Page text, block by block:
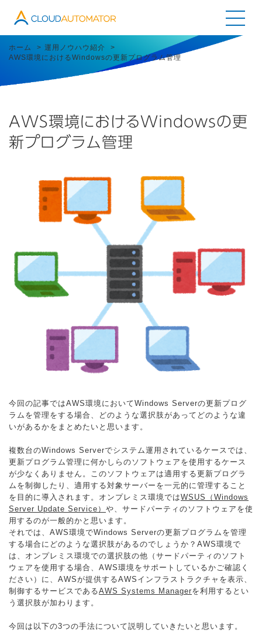
インベントリ
レコメンド
マルチアカウント
マニュアルページ
解説動画
よくあるご質問
運用ノウハウ紹介
開発ロードマップ
Cloud Automatorブログ
ホーム
運用ノウハウ紹介
AWS環境におけるWindowsの更新プログラム管理
AWS環境におけるWindowsの更
新プログラム管理
今回の記事ではAWS環境においてWindows Serverの更新プログ
ラムを管理をする場合、どのような選択肢があってどのような違
いがあるかをまとめたいと思います。
複数台のWindows Serverでシステム運用されているケースでは、
更新プログラム管理に何かしらのソフトウェアを使用するケース
が少なくありません。このソフトウェアは適用する更新プログラ
ムを制御したり、適用する対象サーバーを一元的に管理すること
を目的に導入されます。オンプレミス環境ではWSUS（Windows
Server Update Service） や、サードパーティのソフトウェアを使
用するのが一般的かと思います。
それでは、AWS環境でWindows Serverの更新プログラムを管理
する場合にどのような選択肢があるのでしょうか？AWS環境で
は、オンプレミス環境での選択肢の他（サードパーティのソフト
ウェアを使用する場合、AWS環境をサポートしているかご確認く
ださい）に、AWSが提供するAWSインフラストラクチャを表示、
制御するサービスであるAWS Systems Managerを利用するとい
う選択肢が加わります。
今回は以下の3つの手法について説明していきたいと思います。